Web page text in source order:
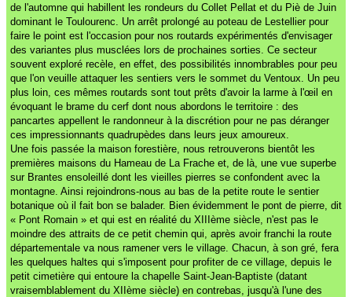
de l'automne qui habillent les rondeurs du Collet Pellat et du Piè de Juin
dominant le Toulourenc. Un arrêt prolongé au poteau de Lestellier pour
faire le point est l'occasion pour nos routards expérimentés d'envisager
des variantes plus musclées lors de prochaines sorties. Ce secteur
souvent exploré recèle, en effet, des possibilités innombrables pour peu
que l'on veuille attaquer les sentiers vers le sommet du Ventoux. Un peu
plus loin, ces mêmes routards sont tout prêts d'avoir la larme à l'œil en
évoquant le brame du cerf dont nous abordons le territoire : des
pancartes appellent le randonneur à la discrétion pour ne pas déranger
ces impressionnants quadrupèdes dans leurs jeux amoureux.
Une fois passée la maison forestière, nous retrouverons bientôt les
premières maisons du Hameau de La Frache et, de là, une vue superbe
sur Brantes ensoleillé dont les vieilles pierres se confondent avec la
montagne. Ainsi rejoindrons-nous au bas de la petite route le sentier
botanique où il fait bon se balader. Bien évidemment le pont de pierre, dit
« Pont Romain » et qui est en réalité du XIIIème siècle, n'est pas le
moindre des attraits de ce petit chemin qui, après avoir franchi la route
départementale va nous ramener vers le village. Chacun, à son gré, fera
les quelques haltes qui s'imposent pour profiter de ce village, depuis le
petit cimetière qui entoure la chapelle Saint-Jean-Baptiste (datant
vraisemblablement du XIIème siècle) en contrebas, jusqu'à l'une des